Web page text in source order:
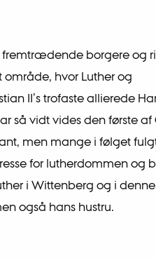
fremtrædende borgere og
hvor Luther og
II’s trofaste allierede
så vidt vides den første af
men mange i følget
for lutherdommen og
i Wittenberg og i denne
også hans hustru.